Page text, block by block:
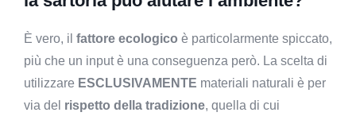
È vero, il fattore ecologico è particolarmente spiccato,
più che un input è una conseguenza però. La scelta di
utilizzare ESCLUSIVAMENTE materiali naturali è per
via del rispetto della tradizione, quella di cui